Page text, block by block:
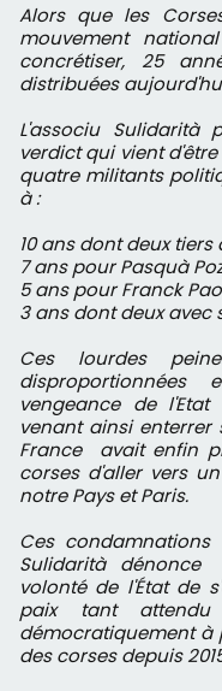
Alors que les Corses aspirent a la paix et que le
mouvement
concrétiser, 25
distribuées
L'associu
verdict qui vient
quatre militants
à :
10 ans dont deux
7 ans pour Pasquà
5 ans pour Franck
3 ans dont deux avec
Ces lourdes
vengeance de
venant ainsi enterrer
France avait enfin
corses d'aller vers
notre Pays et Paris.
Ces
Sulidarità
volonté de l'État de
paix tant
démocratiquement à
des corses depuis